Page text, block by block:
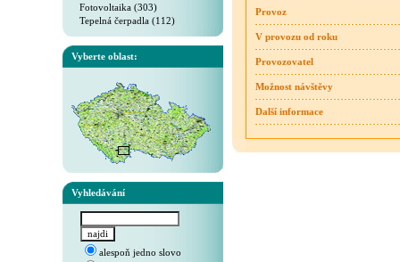
Fotovoltaika (303)
Tepelná čerpadla (112)
Vyberte oblast:
Vyhledávání
alespoň jedno slovo
Provoz
V provozu od roku
Provozovatel
Možnost návštěvy
Další informace